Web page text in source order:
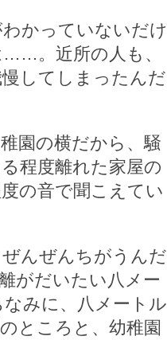
かっていないだけ
。近所の人も、
してしまったんだ
園の横だから、騒
程度離れた家屋の
の音で聞こえてい
んぜんちがうんだ
がだいたい八メー
みに、八メートル
ところと、幼稚園